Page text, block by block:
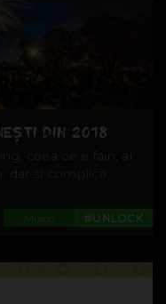
DIN 2018
ceea ce e fain, ai
și complică
#UNLOCK
Music